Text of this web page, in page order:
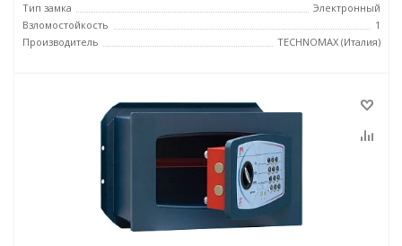
Тип замка
Электронный
Взломостойкость
1
Производитель
TECHNOMAX (Италия)